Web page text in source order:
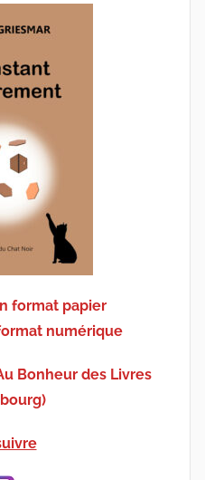
format papier
numérique
Bonheur des Livres